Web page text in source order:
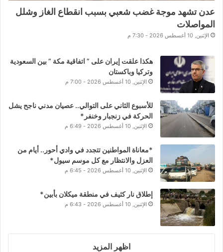
عدن تشهد موجة غضب شعبي بسبب انقطاع الغاز وشلل
المواصلات
الإثنين, 10 أغسطس 2026 - 7:30 م
هكذا علقت إيران على ” اتفاقية مكة ” بين السعودية
وتركيا وباكستان
الإثنين, 10 أغسطس 2026 - 7:00 م
للأسبوع الثاني على التوالي.. عصيان مدني ناجح يشل
الحركة في زنجبار وخنفر*
الإثنين, 10 أغسطس 2026 - 6:49 م
*معاناة المواطنين تتجدد في وادي أحور.. أيام من
العزل والانتظار مع كل موسم سيول*
الإثنين, 10 أغسطس 2026 - 6:45 م
إطلاق نار كثيف في منطقة ميكلان بأبين*
الإثنين, 10 أغسطس 2026 - 6:43 م
اظهر المزيد